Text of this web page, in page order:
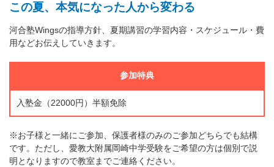
この夏、本気になった人から変わる
河合塾Wingsの指導方針、夏期講習の学習内容・スケジュール・費
用などお伝えしていきます。
参加特典
入塾金（22000円）半額免除
※お子様と一緒にご参加、保護者様のみのご参加どちらでも結構
です。ただし、愛教大附属岡崎中学受験をご希望の方は個別で説
明となりますので教室までご連絡ください。